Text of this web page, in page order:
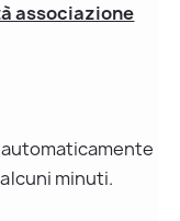
associazione
automaticamente
minuti.